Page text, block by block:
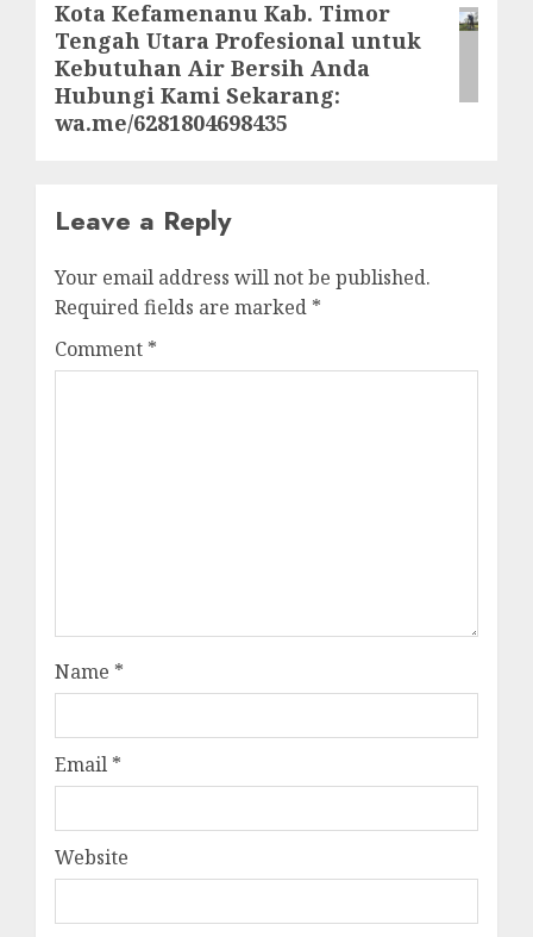
post:
Kota Kefamenanu Kab. Timor
Tengah Utara Profesional untuk
Kebutuhan Air Bersih Anda
Hubungi Kami Sekarang:
wa.me/6281804698435
Leave a Reply
Your email address will not be published.
Required fields are marked *
Comment *
Name *
Email *
Website